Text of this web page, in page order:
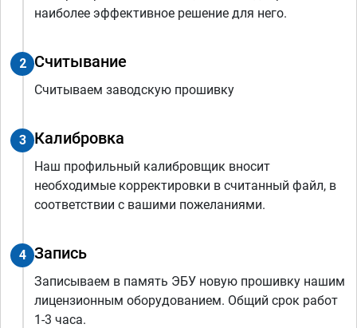
наиболее эффективное решение для него.
2 Считывание
Считываем заводскую прошивку
3 Калибровка
Наш профильный калибровщик вносит
необходимые корректировки в считанный файл, в
соответствии с вашими пожеланиями.
4 Запись
Записываем в память ЭБУ новую прошивку нашим
лицензионным оборудованием. Общий срок работ
1-3 часа.